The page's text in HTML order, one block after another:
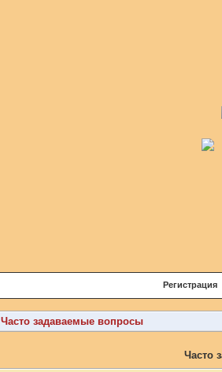
Регистрация
Часто задаваемые вопросы
Часто